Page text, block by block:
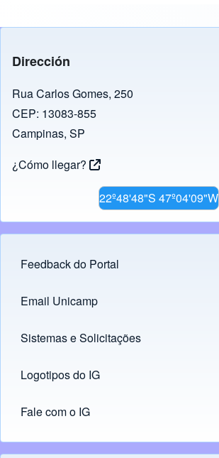
Dirección
Rua Carlos Gomes, 250
CEP: 13083-855
Campinas, SP
¿Cómo llegar?
22º48'48"S 47º04'09"W
Footer menu
Feedback do Portal
Links
Email Unicamp
(opens in new tab)
Sistemas e Solicitações
(opens in new tab)
Logotipos do IG
(opens in new tab)
Fale com o IG